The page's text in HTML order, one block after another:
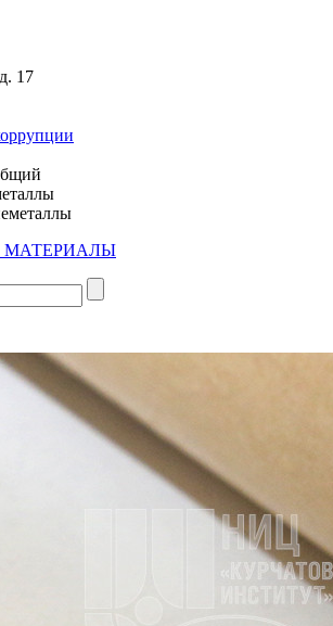
17
МАТЕРИАЛЫ